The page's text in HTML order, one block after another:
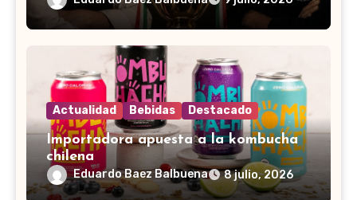
Actualidad Bebidas Destacado
Importadora apuesta a la kombucha
chilena
Eduardo Baez Balbuena 8 julio, 2026